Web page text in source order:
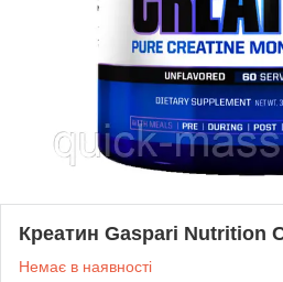
Креатин Gaspari Nutrition
Немає в наявності